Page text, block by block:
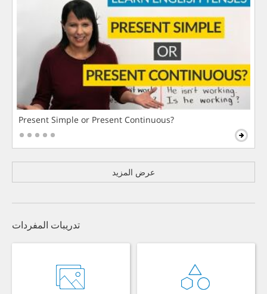
Present Simple or Present Continuous?
عرض المزيد
تدريبات المفردات